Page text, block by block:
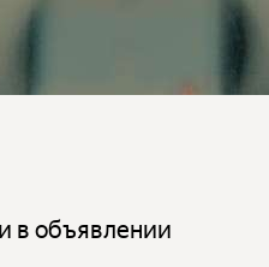
в объявлении